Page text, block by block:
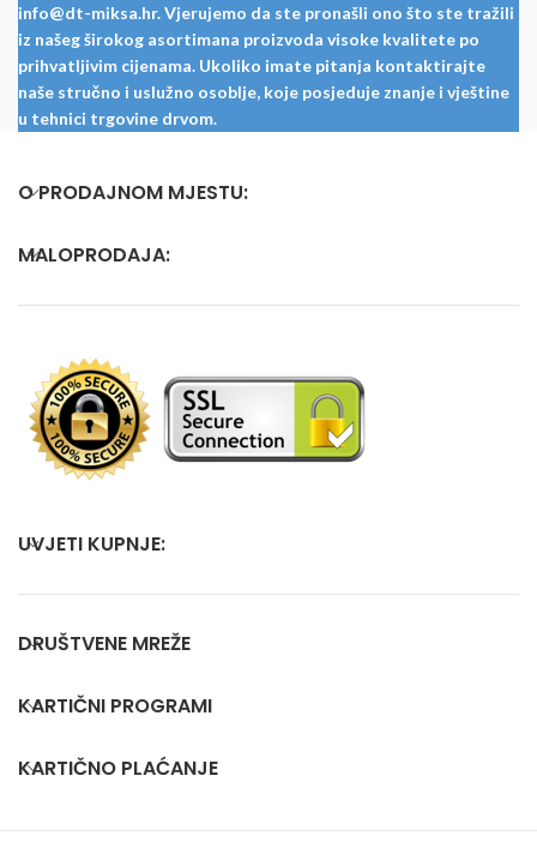
info@dt-miksa.hr. Vjerujemo da ste pronašli ono što ste tražili
iz našeg širokog asortimana proizvoda visoke kvalitete po
prihvatljivim cijenama. Ukoliko imate pitanja kontaktirajte
naše stručno i uslužno osoblje, koje posjeduje znanje i vještine
u tehnici trgovine drvom.
O PRODAJNOM MJESTU:
MALOPRODAJA:
UVJETI KUPNJE:
DRUŠTVENE MREŽE
KARTIČNI PROGRAMI
KARTIČNO PLAĆANJE